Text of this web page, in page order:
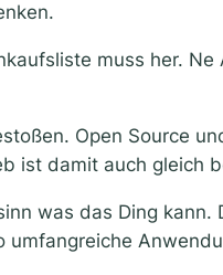
muss her.
Open Source
ist damit auch gleich
was das Ding